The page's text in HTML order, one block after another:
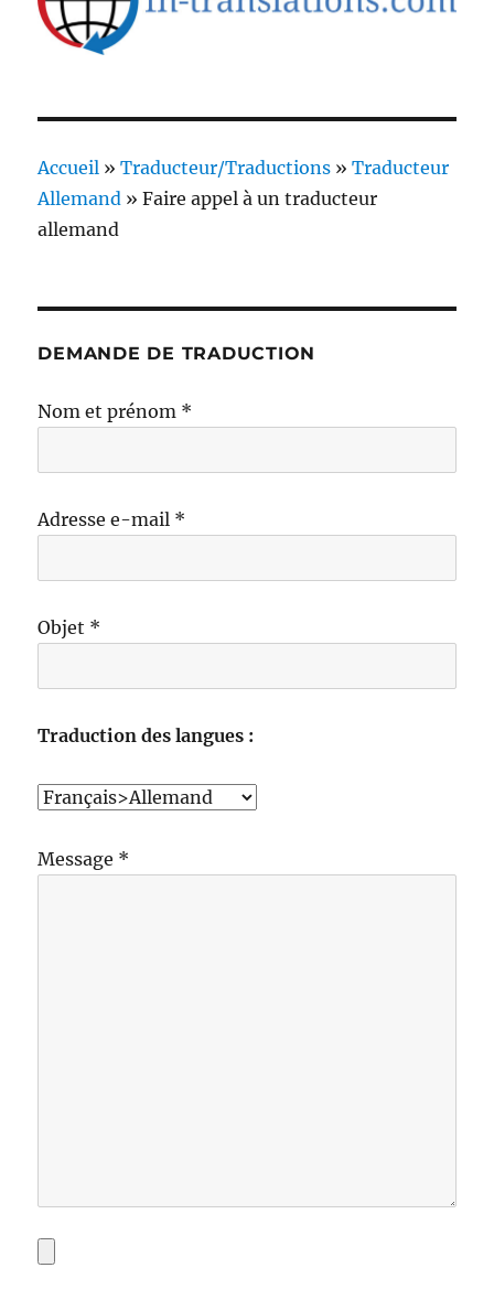
Accueil »Traducteur/Traductions »Traducteur
Allemand »Faire appel à un traducteur
allemand
DEMANDE DE TRADUCTION
Nom et prénom *
Adresse e-mail *
Objet *
Traduction des langues :
Message *